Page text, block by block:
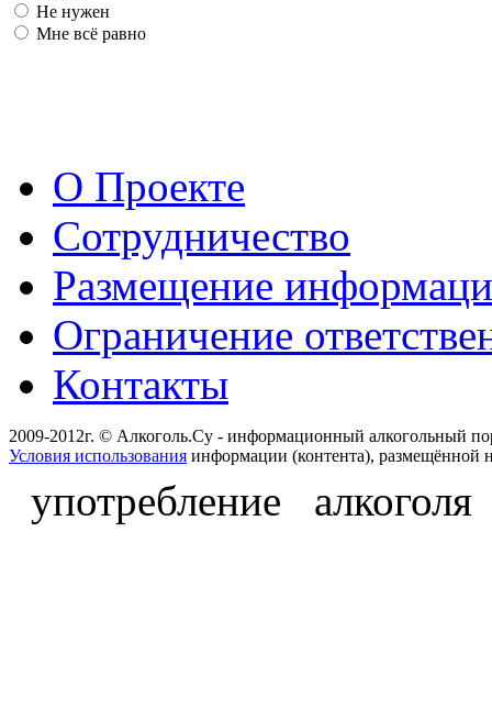
Не нужен
Мне всё равно
О Проекте
Сотрудничество
Размещение
Ограничение
Контакты
2009-2012г. © Алкоголь.Су - информационный алкогольный
Условия использования информации (контента), размещённой
употребление